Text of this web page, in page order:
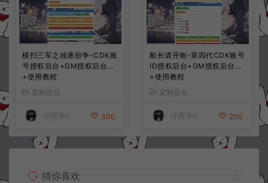
横扫三军之雄逐纷争-CDK账
号授权后台+GM授权后台
+使用教程
定制后台
冷雨泽ღ 300
船长请开炮-第四代CDK账号
ID授权后台+GM授权后台
+使用教程
定制后台
冷雨泽ღ 200
猜你喜欢